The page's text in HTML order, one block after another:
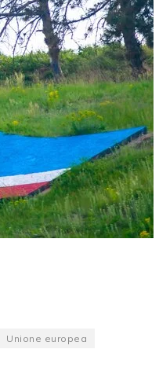
Unione europea